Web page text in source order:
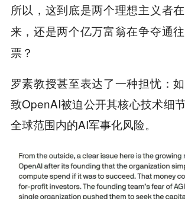
所以，这到底是两个理想主义者
来，还是两个亿万富翁在争夺通
票？
罗素教授甚至表达了一种担忧：
致OpenAI被迫公开其核心技术细
全球范围内的AI军事化风险。